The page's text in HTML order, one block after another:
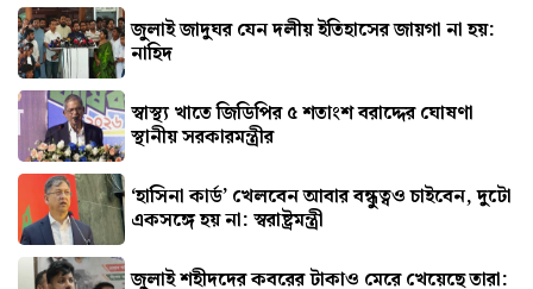
জুলাই জাদুঘর যেন দলীয় ইতিহাসের জায়গা না হয়:
নাহিদ
স্বাস্থ্য খাতে জিডিপির ৫ শতাংশ বরাদ্দের ঘোষণা
স্থানীয় সরকারমন্ত্রীর
‘হাসিনা কার্ড’ খেলবেন আবার বন্ধুত্বও চাইবেন, দুটো
একসঙ্গে হয় না: স্বরাষ্ট্রমন্ত্রী
জুলাই শহীদদের কবরের টাকাও মেরে খেয়েছে তারা: